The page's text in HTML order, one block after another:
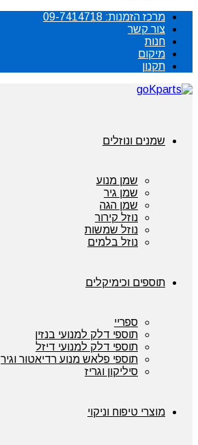
מרכז הזמנות: 09-7414718
צור קשר
חנות
מיקום
תקנון
שמנים ונוזלים
שמן מנוע
שמן גיר
שמן הגה
נוזל קירור
נוזל שמשות
נוזל בלמים
תוספים וכימיקלים
ספריי
תוספי דלק למנועי בנזין
תוספי דלק למנועי דיזל
תוספי פלאש מנוע רדיאטור וגיר
סיליקון וגריז
מוצרי טיפוח וניקוי